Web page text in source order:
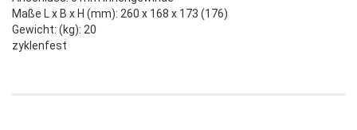
Maße L x B x H (mm): 260 x 168 x 173 (176)
Gewicht: (kg): 20
zyklenfest